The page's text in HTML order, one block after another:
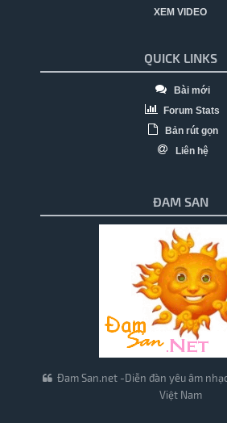
XEM VIDEO
QUICK LINKS
Bài mới
Forum Stats
Bản rút gọn
Liên hệ
ĐAM SAN
Đam San.net -Diễn đàn yêu âm
Việt Nam